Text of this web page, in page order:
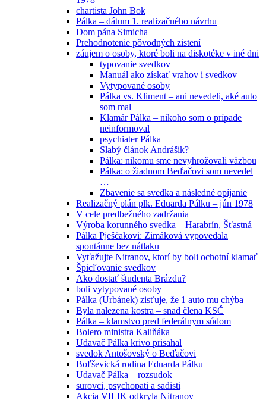
chartista John Bok
Pálka – dátum 1. realizačného návrhu
Dom pána Simicha
Prehodnotenie pôvodných zistení
záujem o osoby, ktoré boli na diskotéke v iné dni
typovanie svedkov
Manuál ako získať vrahov i svedkov
Vytypované osoby
Pálka vs. Kliment – ani nevedeli, aké auto
som mal
Klamár Pálka – nikoho som o prípade
neinformoval
psychiater Pálka
Slabý článok Andrášik?
Pálka: nikomu sme nevyhrožovali väzbou
Pálka: o žiadnom Beďačovi som nevedel
…
Zbavenie sa svedka a následné opíjanie
Realizačný plán plk. Eduarda Pálku – jún 1978
V cele predbežného zadržania
Výroba korunného svedka – Harabrín, Šťastná
Pálka Pješčakovi: Zimáková vypovedala
spontánne bez nátlaku
Vyťažujte Nitranov, ktorí by boli ochotní klamať
Špicľovanie svedkov
Ako dostať študenta Brázdu?
boli vytypované osoby
Pálka (Urbánek) zisťuje, že 1 auto mu chýba
Byla nalezena kostra – snad člena KSČ
Pálka – klamstvo pred federálnym súdom
Bolero ministra Kaliňáka
Udavač Pálka krivo prisahal
svedok Antošovský o Beďačovi
Boľševická rodina Eduarda Pálku
Udavač Pálka – rozsudok
surovci, psychopati a sadisti
Akcia VILIK odkryla Nitranov